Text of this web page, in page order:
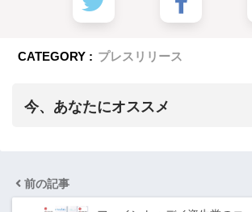
CATEGORY : プレスリリース
今、あなたにオススメ
前の記事